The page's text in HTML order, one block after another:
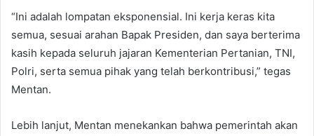
“Ini adalah lompatan eksponensial. Ini kerja keras kita
semua, sesuai arahan Bapak Presiden, dan saya berterima
kasih kepada seluruh jajaran Kementerian Pertanian, TNI,
Polri, serta semua pihak yang telah berkontribusi,” tegas
Mentan.
Lebih lanjut, Mentan menekankan bahwa pemerintah akan